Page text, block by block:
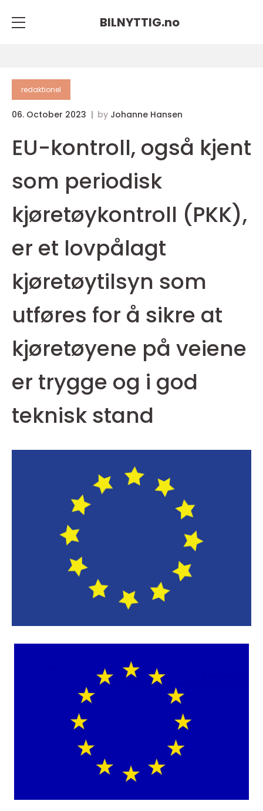
BILNYTTIG.no
redaktionel
06. October 2023 by Johanne Hansen
EU-kontroll, også kjent
som periodisk
kjøretøykontroll (PKK),
er et lovpålagt
kjøretøytilsyn som
utføres for å sikre at
kjøretøyene på veiene
er trygge og i god
teknisk stand